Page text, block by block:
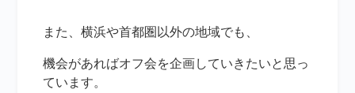
また、横浜や首都圏以外の地域でも、
機会があればオフ会を企画していきたいと思っ
ています。